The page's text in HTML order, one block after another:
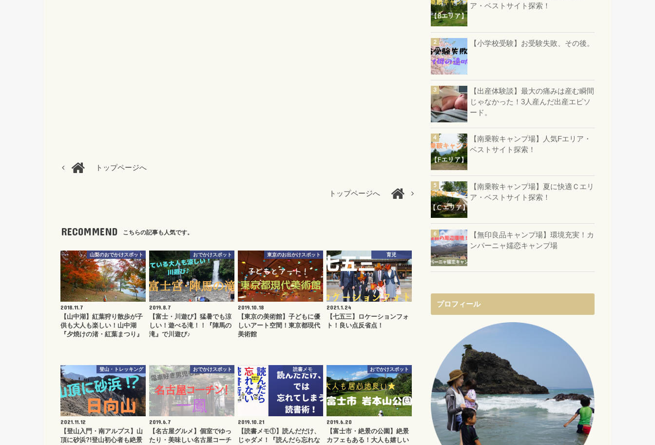
トップページへ
トップページへ
RECOMMEND こちらの記事も人気です。
山梨のおでかけスポット
2018.11.7
【山中湖】紅葉狩り散歩が子
供も大人も楽しい！山中湖
『夕焼けの渚・紅葉まつり』
おでかけスポット
2019.8.7
【富士・川遊び】猛暑でも涼
しい！遊べる滝！！『陣馬の
滝』で川遊び♪
東京のお出かけスポット
2019.10.18
【東京の美術館】子どもに優
しいアート空間！東京都現代
美術館
育児
2021.1.24
【七五三】ロケーションフォ
ト！良い点反省点！
登山・トレッキング
2021.11.12
【登山入門・南アルプス】山
頂に砂浜?!登山初心者も絶景
おでかけスポット
2019.6.7
【名古屋グルメ】個室でゆっ
たり・美味しい名古屋コーチ
読書メモ
2019.10.21
【読書メモ①】読んだだけ、
じゃダメ！『読んだら忘れな
おでかけスポット
2019.6.20
【富士市・絶景の公園】絶景
カフェもある！大人も嬉しい
ア・ベストサイト探索！
【小学校受験】お受験失敗、その後。
【出産体験談】最大の痛みは産む瞬間
じゃなかった！3人産んだ出産エピソ
ード。
【南乗鞍キャンプ場】人気Fエリア・
ベストサイト探索！
【南乗鞍キャンプ場】夏に快適Ｃエリ
ア・ベストサイト探索！
【無印良品キャンプ場】環境充実！カ
ンパーニャ嬬恋キャンプ場
プロフィール